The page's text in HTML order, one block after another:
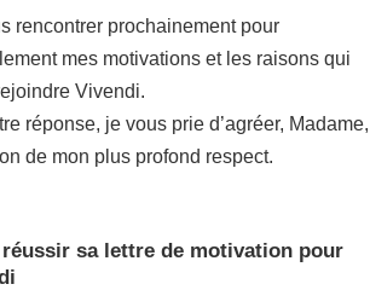
rencontrer prochainement pour
mes motivations et les raisons qui
Vivendi.
réponse, je vous prie d’agréer, Madame,
de mon plus profond respect.
sa lettre de motivation pour